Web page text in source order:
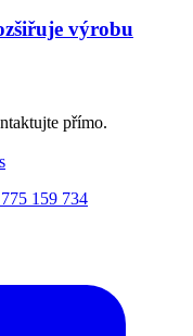
výrobu
přímo.
159 734